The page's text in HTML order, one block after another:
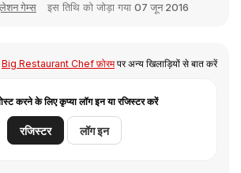
गेम्स इस तिथि को जोड़ा गया 07 जून 2016
Big Restaurant Chef फ़ोरमपर अन्य खिलाड़ियों से बात करें
करने के लिए कृप्या लॉग इन या रजिस्टर करें
रजिस्टर लॉग इन